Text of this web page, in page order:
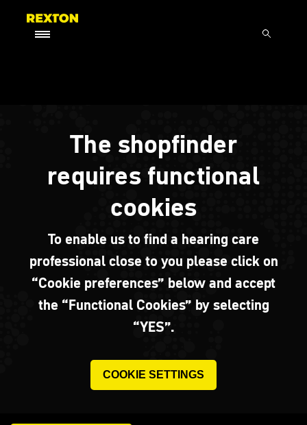
The shopfinder
requires functional
cookies
To enable us to find a hearing care
professional close to you please click on
“Cookie preferences” below and accept
the “Functional Cookies” by selecting
“YES”.
COOKIE SETTINGS